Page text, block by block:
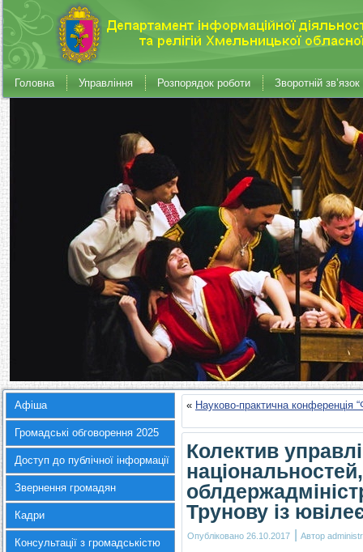
Головна Управління Розпорядок роботи Зворотній зв’язок
Афіша
Громадські обговорення 2025
Доступ до публічної інформації
Звернення громадян
Кадри
Консультації з громадськістю
« Науково-практична конференція
Колектив
Трунову із
Опубліковано 26.10.2017 | Автор